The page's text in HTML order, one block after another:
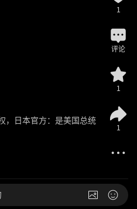
，日本官方：是美国总统
1
评论
1
1